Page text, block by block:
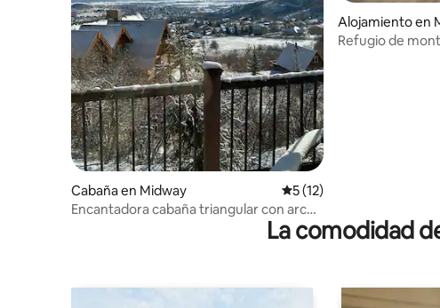
Cabaña en Midway Calificación promedio: 5
5 (12)
Encantadora cabaña triangular con arcos
Alojamiento en
Refugio de
La comodidad